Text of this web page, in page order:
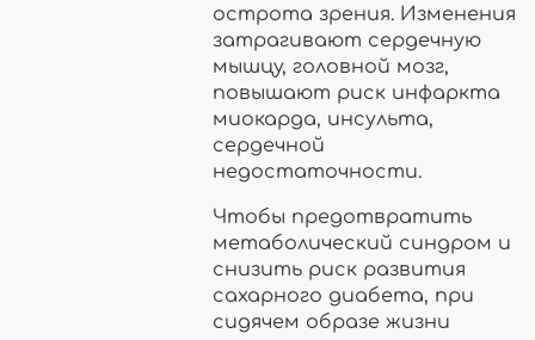
острота зрения. Изменения
затрагивают сердечную
мышцу, головной мозг,
повышают риск инфаркта
миокарда, инсульта,
сердечной
недостаточности.
Чтобы предотвратить
метаболический синдром и
снизить риск развития
сахарного диабета, при
сидячем образе жизни